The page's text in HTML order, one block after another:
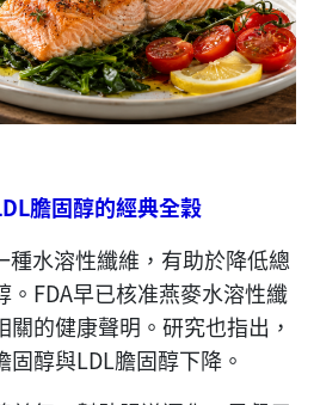
膽固醇的經典全穀
水溶性纖維，有助於降低總
。FDA早已核准燕麥水溶性纖
的健康聲明。研究也指出，
醇與LDL膽固醇下降。